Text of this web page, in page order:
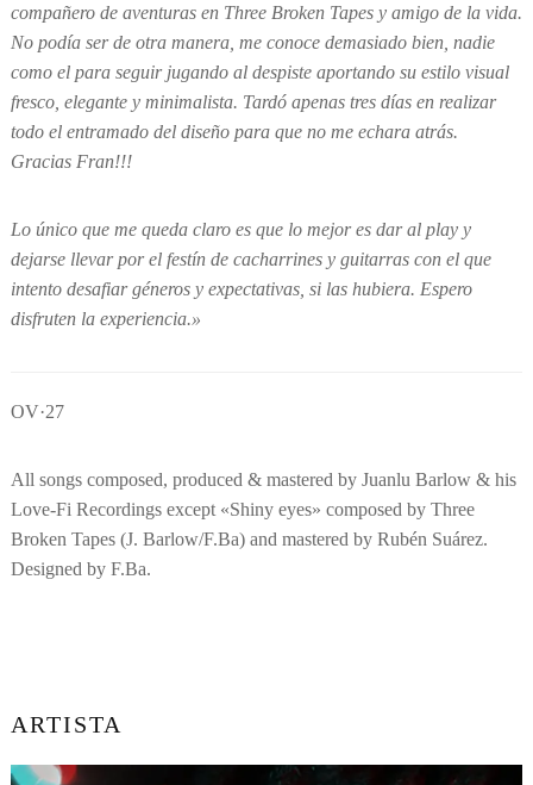
compañero de aventuras en Three Broken Tapes y amigo de la vida.
No podía ser de otra manera, me conoce demasiado bien, nadie
como el para seguir jugando al despiste aportando su estilo visual
fresco, elegante y minimalista. Tardó apenas tres días en realizar
todo el entramado del diseño para que no me echara atrás.
Gracias Fran!!!
Lo único que me queda claro es que lo mejor es dar al play y
dejarse llevar por el festín de cacharrines y guitarras con el que
intento desafiar géneros y expectativas, si las hubiera. Espero
disfruten la experiencia.»
OV·27
All songs composed, produced & mastered by Juanlu Barlow & his
Love-Fi Recordings except «Shiny eyes» composed by Three
Broken Tapes (J. Barlow/F.Ba) and mastered by Rubén Suárez.
Designed by F.Ba.
ARTISTA